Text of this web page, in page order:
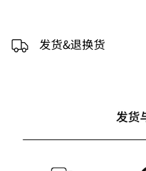
发货&退换货